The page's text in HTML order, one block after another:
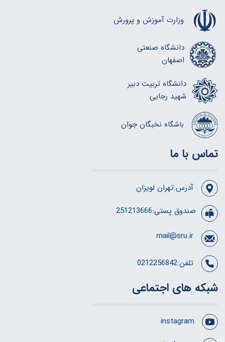
وزارت آموزش و پرورش
دانشگاه صنعتی
اصفهان
دانشگاه تربیت دبیر
شهید رجایی
باشگاه نخبگان جوان
تماس با ما
آدرس:تهران لویزان
صندوق پستی:251213666
تلفن:0212256842
شبکه های اجتماعی